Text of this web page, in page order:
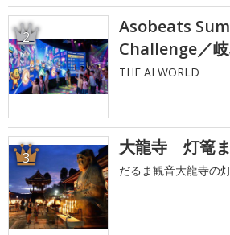
2
Asobeats
Challenge／
THE AI WORLD
3 大龍寺 灯篭
だるま観音大龍寺の